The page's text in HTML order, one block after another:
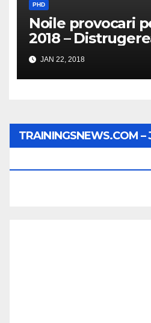
PHD
Noile provocari
2018 –
structurilor
JAN 22, 2018
TRAININGSNEWS.COM –